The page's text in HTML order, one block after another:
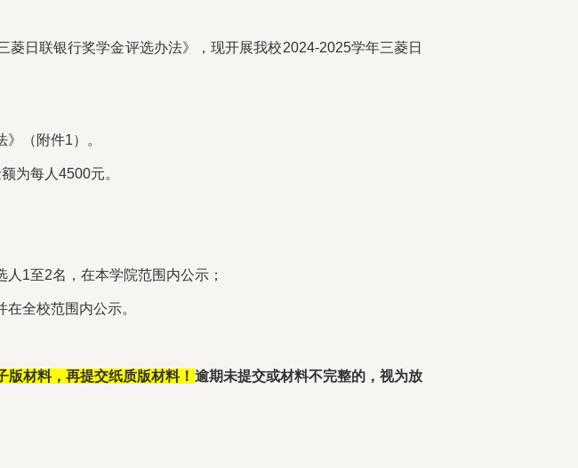
日联银行奖学金评选办法》，现开展我校2024-2025学年三菱日
（附件1）。
为每人4500元。
1至2名，在本学院范围内公示；
全校范围内公示。
版材料，再提交纸质版材料！ 逾期未提交或材料不完整的，视为放